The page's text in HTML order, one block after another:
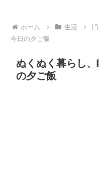
ホーム 生活
今日の夕ご飯
ぬくぬく暮らし
の夕ご飯